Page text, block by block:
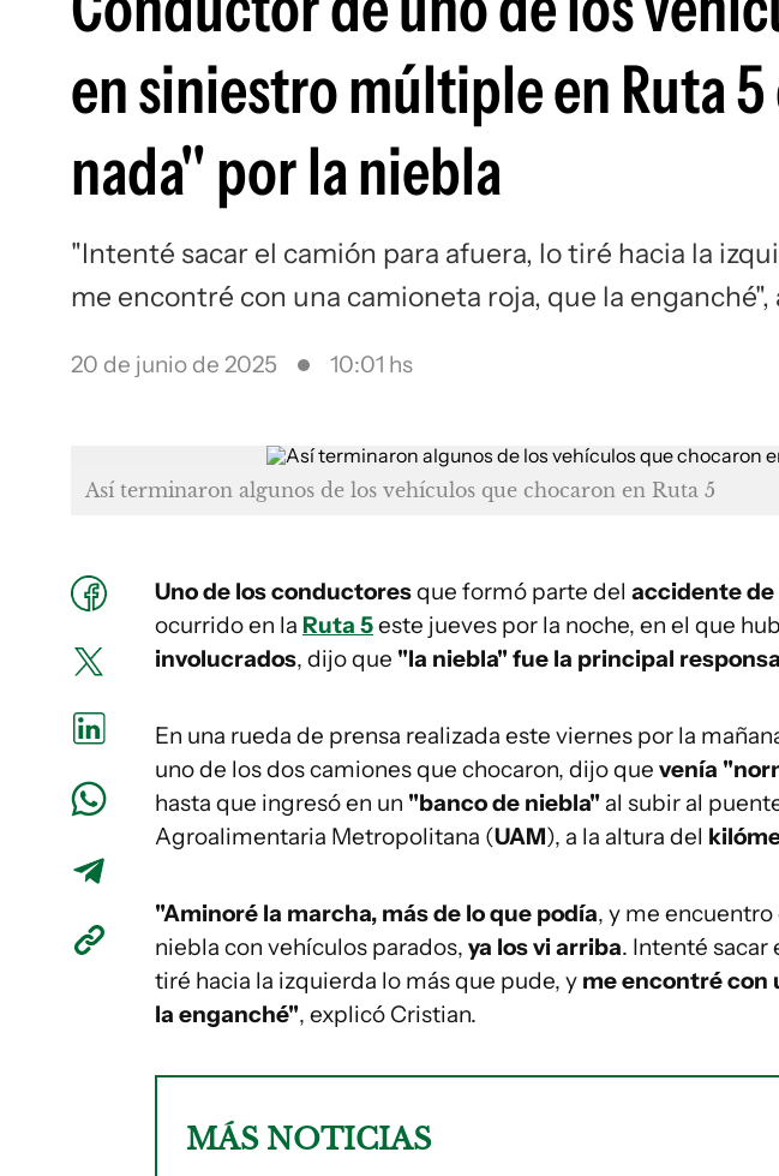
en siniestro múltiple en Ruta
nada" por la niebla
"Intenté sacar el camión para afuera, lo tiré hacia la
me encontré con una camioneta roja, que la
20 de junio de 2025 10:01 hs
Así terminaron algunos de los vehículos que chocaron en Ruta 5
Uno de los conductoresque formó parte del accidente
ocurrido en la Ruta 5este jueves por la noche, en el que
involucrados, dijo que "la niebla" fue la principal
En una rueda de prensa realizada este viernes por la
uno de los dos camiones que chocaron, dijo que venía
hasta que ingresó en un "banco de niebla" al subir al
Agroalimentaria Metropolitana (UAM), a la altura del
"Aminoré la marcha, más de lo que podía, y me
niebla con vehículos parados, ya los vi arriba. Intenté sacar
tiré hacia la izquierda lo más que pude, y me encontré con
la enganché", explicó Cristian.
MÁS NOTICIAS